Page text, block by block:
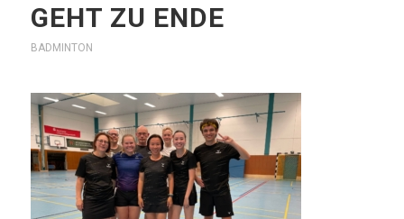
GEHT ZU ENDE
BADMINTON